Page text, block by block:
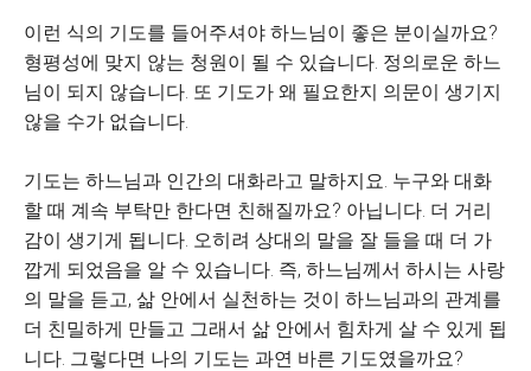
이런 식의 기도를 들어주셔야 하느님이 좋은 분이실까요?
형평성에 맞지 않는 청원이 될 수 있습니다. 정의로운 하느
님이 되지 않습니다. 또 기도가 왜 필요한지 의문이 생기지
않을 수가 없습니다.
기도는 하느님과 인간의 대화라고 말하지요. 누구와 대화
할 때 계속 부탁만 한다면 친해질까요? 아닙니다. 더 거리
감이 생기게 됩니다. 오히려 상대의 말을 잘 들을 때 더 가
깝게 되었음을 알 수 있습니다. 즉, 하느님께서 하시는 사랑
의 말을 듣고, 삶 안에서 실천하는 것이 하느님과의 관계를
더 친밀하게 만들고 그래서 삶 안에서 힘차게 살 수 있게 됩
니다. 그렇다면 나의 기도는 과연 바른 기도였을까요?